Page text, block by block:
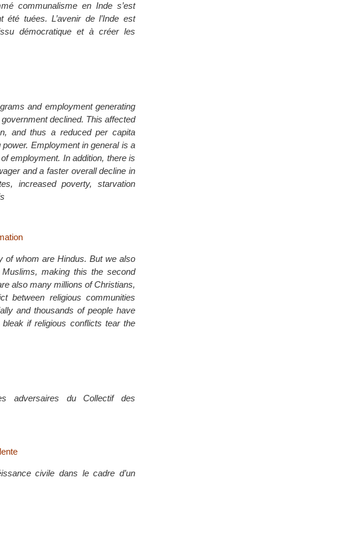
communalisme en Inde s’est
tuées. L’avenir de l’Inde est
démocratique et à créer les
and employment generating
declined. This affected
and thus a reduced per capita
Employment in general is a
employment. In addition, there is
and a faster overall decline in
increased poverty, starvation
of whom are Hindus. But we also
making this the second
also many millions of Christians,
between religious communities
and thousands of people have
if religious conflicts tear the
adversaires du Collectif des
civile dans le cadre d’un